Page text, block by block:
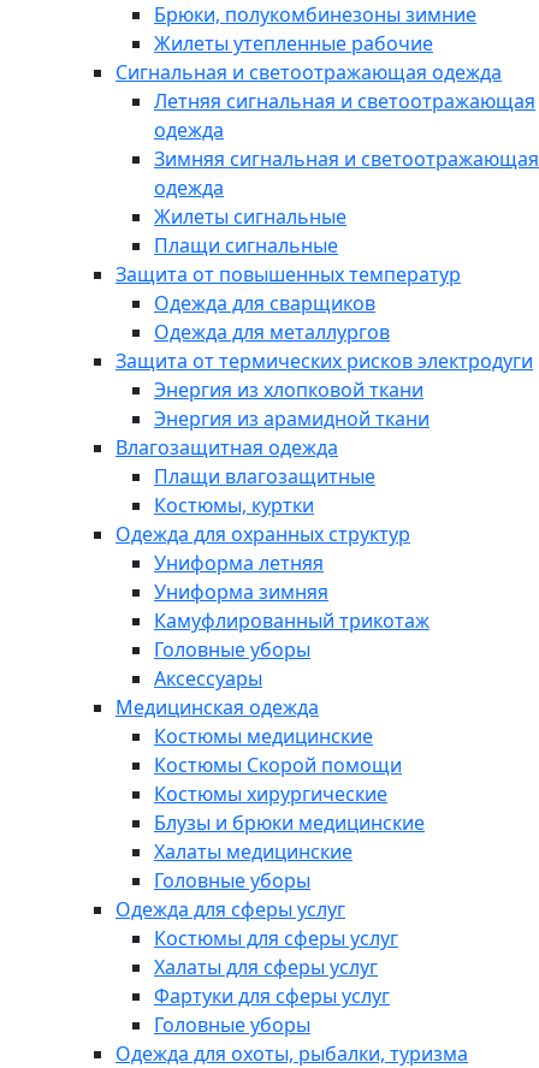
Брюки, полукомбинезоны зимние
Жилеты утепленные рабочие
Сигнальная и светоотражающая одежда
Летняя сигнальная и светоотражающая
одежда
Зимняя сигнальная и светоотражающая
одежда
Жилеты сигнальные
Плащи сигнальные
Защита от повышенных температур
Одежда для сварщиков
Одежда для металлургов
Защита от термических рисков электродуги
Энергия из хлопковой ткани
Энергия из арамидной ткани
Влагозащитная одежда
Плащи влагозащитные
Костюмы, куртки
Одежда для охранных структур
Униформа летняя
Униформа зимняя
Камуфлированный трикотаж
Головные уборы
Аксессуары
Медицинская одежда
Костюмы медицинские
Костюмы Скорой помощи
Костюмы хирургические
Блузы и брюки медицинские
Халаты медицинские
Головные уборы
Одежда для сферы услуг
Костюмы для сферы услуг
Халаты для сферы услуг
Фартуки для сферы услуг
Головные уборы
Одежда для охоты, рыбалки, туризма